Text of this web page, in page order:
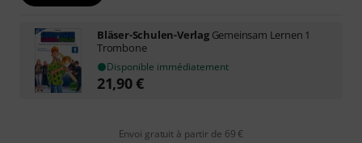
Bläser-Schulen-Verlag Gemeinsam Lernen 1
Trombone
Disponible immédiatement
21,90€
Envoi gratuit à partir de 69 €